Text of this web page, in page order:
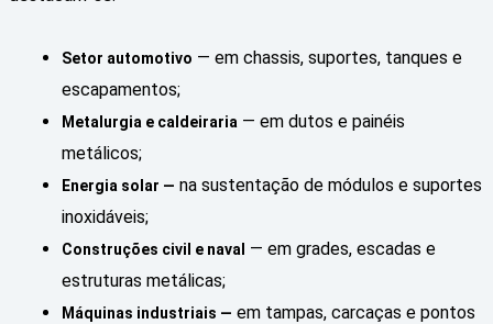
Setor automotivo — em chassis, suportes, tanques e
escapamentos;
Metalurgia e caldeiraria — em dutos e painéis
metálicos;
Energia solar — na sustentação de módulos e suportes
inoxidáveis;
Construções civil e naval — em grades, escadas e
estruturas metálicas;
Máquinas industriais — em tampas, carcaças e pontos